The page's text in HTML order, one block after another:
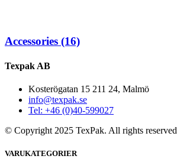
Accessories (16)
Texpak AB
Kosterögatan 15 211 24, Malmö
info@texpak.se
Tel: +46 (0)40-599027
© Copyright 2025 TexPak. All rights reserved
VARUKATEGORIER